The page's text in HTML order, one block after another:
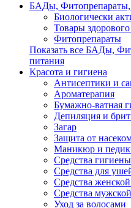
БАДы, Фитопрепараты,
Биологически
Товары
Фитопрепараты
Показать все БАДы,
питания
Красота и гигиена
Антисептики и
Ароматерапия
Бумажно-ватная
Депиляция и
Загар
Защита от
Маникюр и
Средства
Средства для
Средства
Средства
Уход за волосами